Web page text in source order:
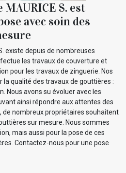
S. est
avec soin des
existe depuis de nombreuses
les travaux de couverture et
pour les travaux de zinguerie. Nos
la qualité des travaux de gouttières :
Nous avons su évoluer avec les
ainsi répondre aux attentes des
nombreux propriétaires souhaitent
sur mesure. Nous sommes
mais aussi pour la pose de ces
Contactez-nous pour une pose